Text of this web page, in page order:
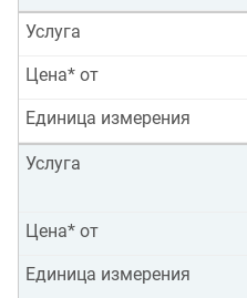
Услуга
Цена* от
Единица измерения
Услуга
Цена* от
Единица измерения